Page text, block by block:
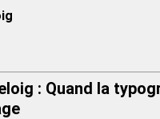
: Quand la